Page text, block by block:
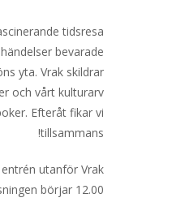
tidsresa
bevarade
yta. Vrak skildrar
och vårt kulturarv
Efteråt fikar vi
tillsammans!
entrén utanför Vrak
börjar 12.00